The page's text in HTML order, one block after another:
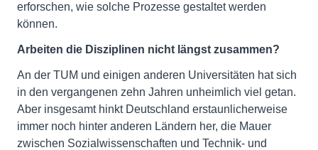
erforschen, wie solche Prozesse gestaltet werden
können.
Arbeiten die Disziplinen nicht längst zusammen?
An der TUM und einigen anderen Universitäten hat sich
in den vergangenen zehn Jahren unheimlich viel getan.
Aber insgesamt hinkt Deutschland erstaunlicherweise
immer noch hinter anderen Ländern her, die Mauer
zwischen Sozialwissenschaften und Technik- und